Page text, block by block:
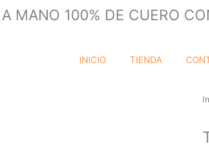
MANO 100% DE CUERO
INICIO TIENDA